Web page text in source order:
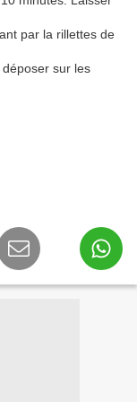
par la rillettes de
sur les